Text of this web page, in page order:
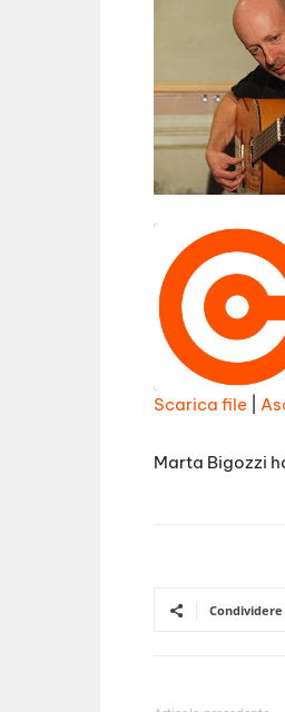
RSS FEED
Scarica file
Marta Bigozzi
Condividere